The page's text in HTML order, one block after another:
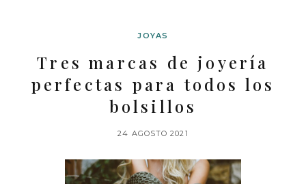
JOYAS
Tres marcas de joyería
perfectas para todos los
bolsillos
24 AGOSTO 2021